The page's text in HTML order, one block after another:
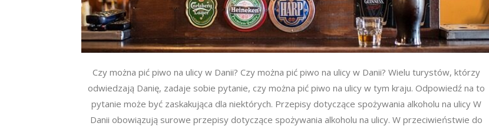
Czy można pić piwo na ulicy w Danii? Czy można pić piwo na ulicy w Danii? Wielu turystów, którzy
odwiedzają Danię, zadaje sobie pytanie, czy można pić piwo na ulicy w tym kraju. Odpowiedź na to
pytanie może być zaskakująca dla niektórych. Przepisy dotyczące spożywania alkoholu na ulicy W
Danii obowiązują surowe przepisy dotyczące spożywania alkoholu na ulicy. W przeciwieństwie do